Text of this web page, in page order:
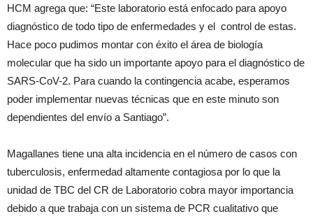
HCM agrega que: “Este laboratorio está enfocado para apoyo
diagnóstico de todo tipo de enfermedades y el control de estas.
Hace poco pudimos montar con éxito el área de biología
molecular que ha sido un importante apoyo para el diagnóstico de
SARS-CoV-2. Para cuando la contingencia acabe, esperamos
poder implementar nuevas técnicas que en este minuto son
dependientes del envío a Santiago”.
Magallanes tiene una alta incidencia en el número de casos con
tuberculosis, enfermedad altamente contagiosa por lo que la
unidad de TBC del CR de Laboratorio cobra mayor importancia
debido a que trabaja con un sistema de PCR cualitativo que